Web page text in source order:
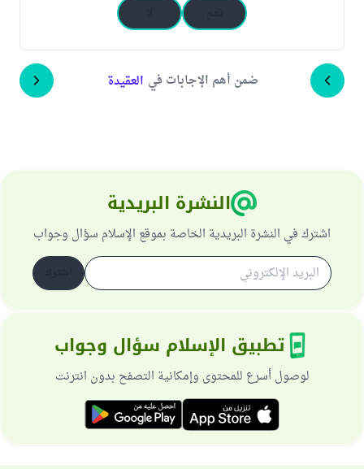
ضمن أهم الإجابات في العقيدة
النشرة البريدية
اشترك في النشرة البريدية الخاصة بموقع الإسلام سؤال وجواب
تطبيق الإسلام سؤال وجواب
لوصول أسرع للمحتوى وإمكانية التصفح بدون انترنت